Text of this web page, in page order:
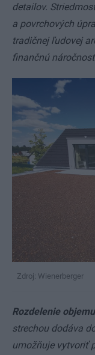
detailov.
a povrchových
tradičnej ľudovej
finančnú
Zdroj: Wienerberger
Rozdelenie objemu
strechou dodáva
umožňuje vytvoriť